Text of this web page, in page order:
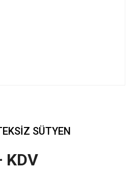
SÜTYEN
KDV